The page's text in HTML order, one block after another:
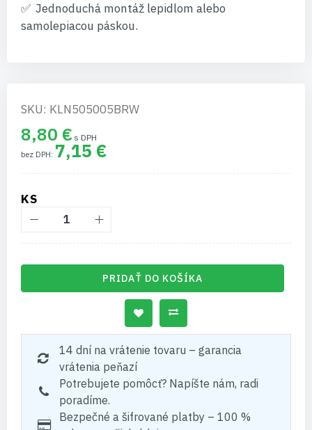
Jednoduchá montáž lepidlom alebo
samolepiacou páskou.
SKU: KLN505005BRW
8,80 €
7,15 €
KS
PRIDAŤ DO KOŠÍKA
14 dní na vrátenie tovaru – garancia
vrátenia peňazí
Potrebujete pomôcť? Napíšte nám, radi
poradíme.
Bezpečné a šifrované platby – 100 %